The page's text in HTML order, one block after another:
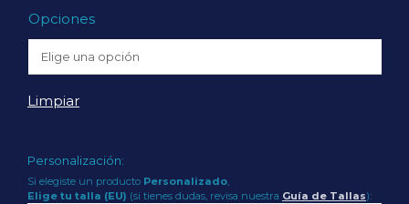
Opciones
Limpiar
Personalización:
Si elegiste un producto Personalizado,
Elige tu talla (EU) (si tienes dudas, revisa nuestra Guía de Tallas):